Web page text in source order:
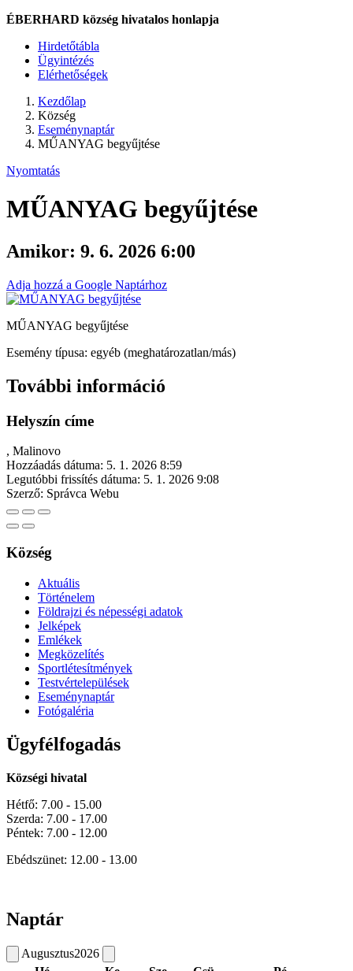
ÉBERHARD község hivatalos honlapja
Hirdetőtábla
Ügyintézés
Elérhetőségek
Kezdőlap
Község
Eseménynaptár
MŰANYAG begyűjtése
Nyomtatás
MŰANYAG begyűjtése
Amikor: 9. 6. 2026 6:00
Adja hozzá a Google Naptárhoz
MŰANYAG begyűjtése
Esemény típusa: egyéb (meghatározatlan/más)
További információ
Helyszín címe
, Malinovo
Hozzáadás dátuma: 5. 1. 2026 8:59
Legutóbbi frissítés dátuma: 5. 1. 2026 9:08
Szerző: Správca Webu
Község
Aktuális
Történelem
Földrajzi és népességi adatok
Jelképek
Emlékek
Megközelítés
Sportlétesítmények
Testvértelepülések
Eseménynaptár
Fotógaléria
Ügyfélfogadás
Községi hivatal
Hétfő: 7.00 - 15.00
Szerda: 7.00 - 17.00
Péntek: 7.00 - 12.00
Ebédszünet: 12.00 - 13.00
Naptár
Augusztus2026